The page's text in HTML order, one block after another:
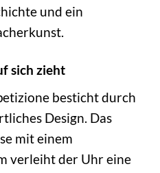
und ein
sich zieht
besticht durch
Design. Das
mit einem
verleiht der Uhr eine